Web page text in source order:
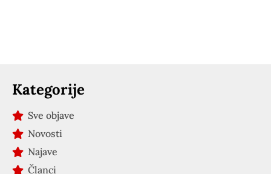
Kategorije
Sve objave
Novosti
Najave
Članci